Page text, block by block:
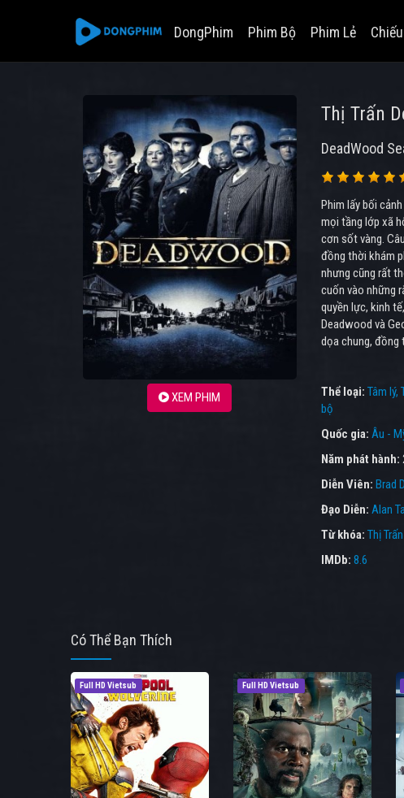
DongPhim Phim Bộ Phim Lẻ
XEM PHIM
Thị Trấn
DeadWood
Phim lấy bối
mọi tầng lớp xã
cơn sốt vàng.
đồng thời khám
nhưng cũng rất
cuốn vào những
quyền lực, kinh
Deadwood và
dọa chung, đồng
Thể loại: Tâm lý
bộ
Quốc gia: Âu -
Năm phát hành:
Diễn Viên: Brad
Đạo Diễn: Alan
Từ khóa: Thị
IMDb: 8.6
Có Thể Bạn Thích
Full HD Vietsub Full HD Vietsub